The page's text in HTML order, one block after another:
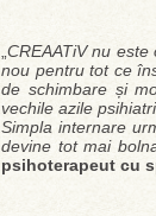
CREAATiV nu
nou pentru tot ce
de schimbare și
vechile azile
Simpla internare
devine tot mai
psihoterapeut cu